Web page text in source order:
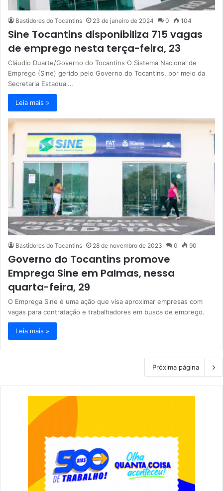
Bastidores do Tocantins 23 de janeiro de 2024 0 104
Sine Tocantins disponibiliza 715 vagas
de emprego nesta terça-feira, 23
Cláudio Duarte/Governo do Tocantins O Sistema Nacional de
Emprego (Sine) gerido pelo Governo do Tocantins, por meio da
Secretaria Estadual…
Leia mais »
Bastidores do Tocantins 28 de novembro de 2023 0 90
Governo do Tocantins promove
Emprega Sine em Palmas, nessa
quarta-feira, 29
O Emprega Sine é uma ação que visa aproximar empresas com
vagas para contratação e trabalhadores em busca de emprego.
Leia mais »
Próxima página